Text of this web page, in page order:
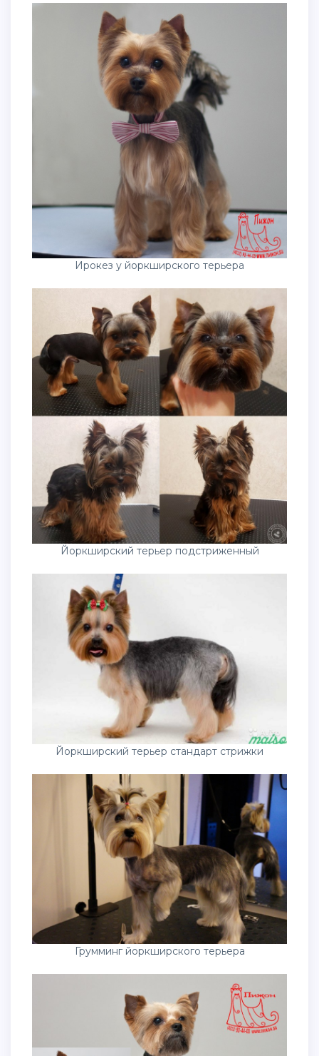
Ирокез у йоркширского терьера
Йоркширский терьер подстриженный
Йоркширский терьер стандарт стрижки
Грумминг йоркширского терьера